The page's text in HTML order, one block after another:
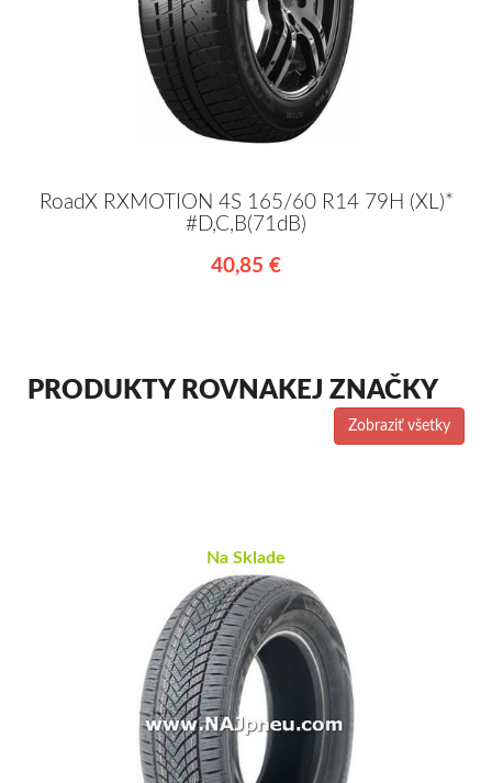
RoadX RXMOTION 4S 165/60 R14 79H (XL)*
#D,C,B(71dB)
40,85 €
PRODUKTY ROVNAKEJ ZNAČKY
Zobraziť všetky
Na Sklade